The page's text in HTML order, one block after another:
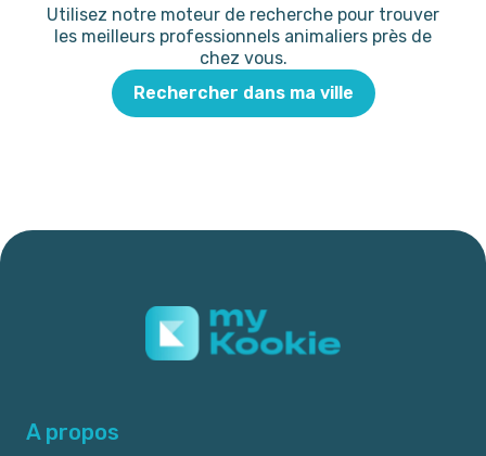
Utilisez notre moteur de recherche pour trouver
les meilleurs professionnels animaliers près de
chez vous.
Rechercher dans ma ville
A propos